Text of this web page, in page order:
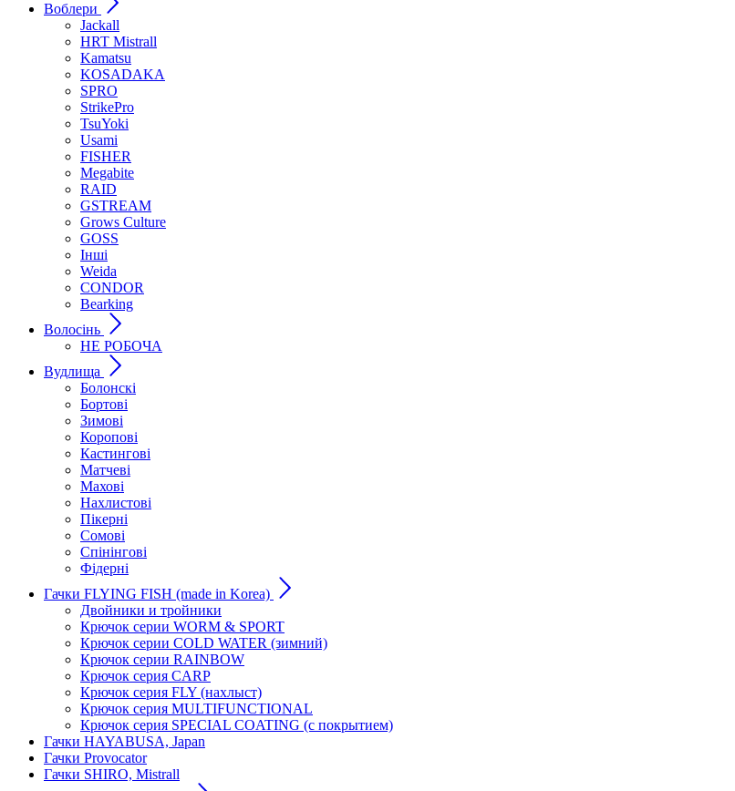
Воблери
Jackall
HRT Mistrall
Kamatsu
KOSADAKA
SPRO
StrikePro
TsuYoki
Usami
FISHER
Megabite
RAID
GSTREAM
Grows Culture
GOSS
Інші
Weida
CONDOR
Bearking
Волосінь
НЕ РОБОЧА
Вудлища
Болонскі
Бортові
Зимові
Коропові
Кастингові
Матчеві
Махові
Нахлистові
Пікерні
Сомові
Спінінгові
Фідерні
Гачки FLYING FISH (made in Korea)
Двойники и тройники
Крючок cерии WORM & SPORT
Крючок серии COLD WATER (зимний)
Крючок серии RAINBOW
Крючок серия CARP
Крючок серия FLY (нахлыст)
Крючок серия MULTIFUNCTIONAL
Крючок серия SPECIAL COATING (с покрытием)
Гачки HAYABUSA, Japan
Гачки Provocator
Гачки SHIRO, Mistrall